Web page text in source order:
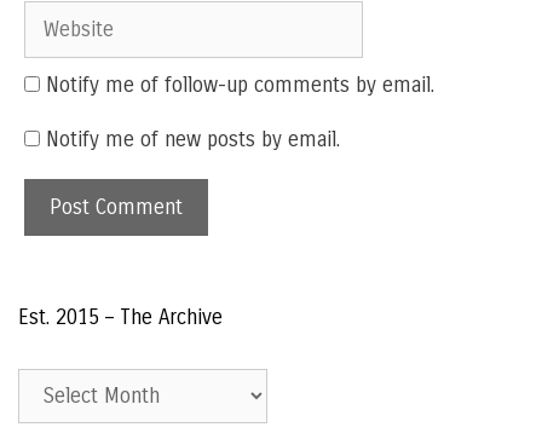
Website
Notify me of follow-up comments by email.
Notify me of new posts by email.
Est. 2015 – The Archive
Est.